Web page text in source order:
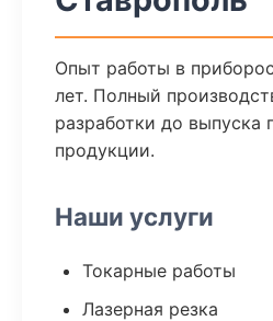
Опыт работы в
лет. Полный
разработки до выпуска
продукции.
Наши услуги
Токарные работы
Лазерная резка